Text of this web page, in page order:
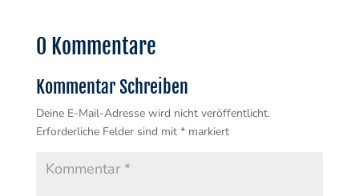
0 Kommentare
Kommentar Schreiben
Deine E-Mail-Adresse wird nicht veröffentlicht.
Erforderliche Felder sind mit *markiert